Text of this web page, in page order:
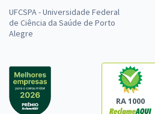
UFCSPA - Universidade Federal
de Ciência da Saúde de Porto
Alegre
RA 1000